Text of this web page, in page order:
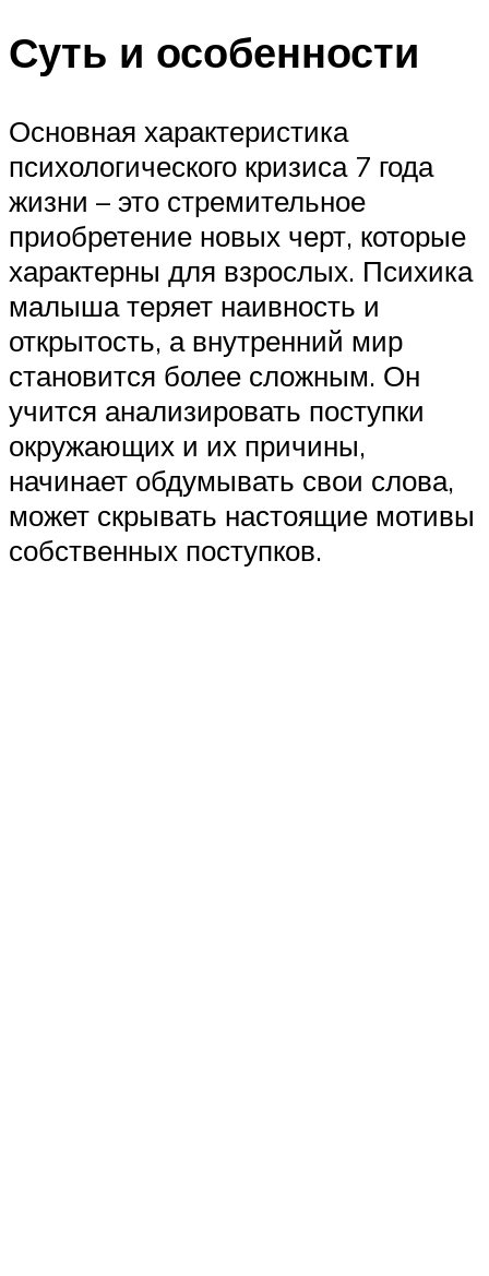
Суть и особенности
Основная характеристика
психологического кризиса 7 года
жизни – это стремительное
приобретение новых черт, которые
характерны для взрослых. Психика
малыша теряет наивность и
открытость, а внутренний мир
становится более сложным. Он
учится анализировать поступки
окружающих и их причины,
начинает обдумывать свои слова,
может скрывать настоящие мотивы
собственных поступков.